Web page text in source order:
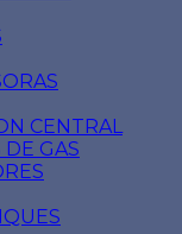
CENTRAL
DE GAS